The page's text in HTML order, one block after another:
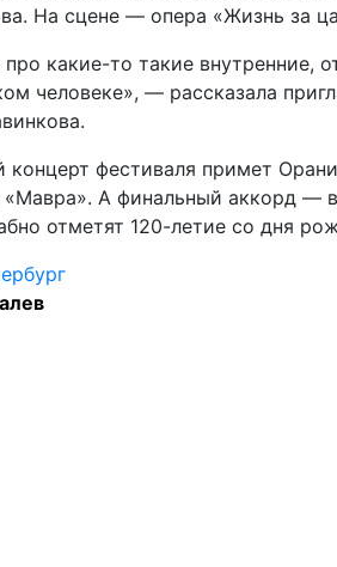
На сцене — опера «Жизнь за
какие-то такие внутренние,
человеке», — рассказала
фестиваля примет
А финальный аккорд —
отметят 120-летие со дня